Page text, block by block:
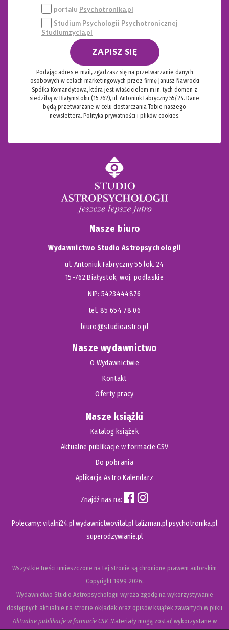
portalu Psychotronika.pl
Studium Psychologii Psychotronicznej
Studiumzycia.pl
ZAPISZ SIĘ
Podając adres e-mail, zgadzasz się na przetwarzanie danych
osobowych w celach marketingowych przez firmę Janusz Nawrocki
Spółka Komandytowa, która jest właścicielem m.in. tych domen z
siedzibą w Białymstoku (15-762), ul. Antoniuk Fabryczny 55/24. Dane
będą przetwarzane w celu dostarczania Tobie naszego
newslettera. Polityka prywatności i plików cookies.
Nasze biuro
Wydawnictwo Studio Astropsychologii
ul. Antoniuk Fabryczny 55 lok. 24
15-762 Białystok, woj. podlaskie
NIP: 5423444876
tel. 85 654 78 06
biuro@studioastro.pl
Nasze wydawnictwo
O Wydawnictwie
Kontakt
Oferty pracy
Nasze książki
Katalog książek
Aktualne publikacje w formacie CSV
Do pobrania
Aplikacja Astro Kalendarz
Znajdź nas na:
Polecamy: vitalni24.plwydawnictwovital.pltalizman.plpsychotronika.pl
superodzywianie.pl
Wszystkie treści umieszczone na tej stronie są chronione prawem autorskim
Copyright1999-2026;
Wydawnictwo Studio Astropsychologii wyraża zgodę na wykorzystywanie
dostępnych aktualnie na stronie okładek oraz opisów książek zawartych w pliku
Aktualne publikacje w formacie CSV. Materiały mogą zostać wykorzystane w